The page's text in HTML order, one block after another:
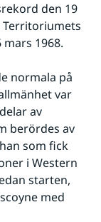
den 19
Territoriumets
1968.
normala på
var
av
berördes av
som fick
i Western
starten,
med